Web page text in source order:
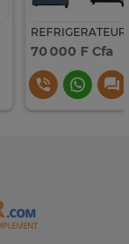
70 000 F Cfa